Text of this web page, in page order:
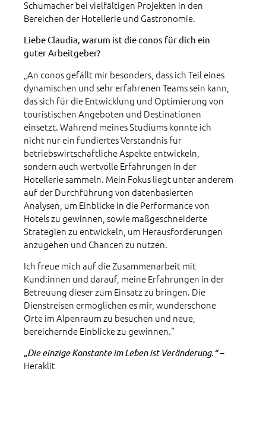
Schumacher bei vielfältigen Projekten in den
Bereichen der Hotellerie und Gastronomie.
Liebe Claudia, warum ist die conos für dich ein
guter Arbeitgeber?
„An conos gefällt mir besonders, dass ich Teil eines
dynamischen und sehr erfahrenen Teams sein kann,
das sich für die Entwicklung und Optimierung von
touristischen Angeboten und Destinationen
einsetzt. Während meines Studiums konnte ich
nicht nur ein fundiertes Verständnis für
betriebswirtschaftliche Aspekte entwickeln,
sondern auch wertvolle Erfahrungen in der
Hotellerie sammeln. Mein Fokus liegt unter anderem
auf der Durchführung von datenbasierten
Analysen, um Einblicke in die Performance von
Hotels zu gewinnen, sowie maßgeschneiderte
Strategien zu entwickeln, um Herausforderungen
anzugehen und Chancen zu nutzen.
Ich freue mich auf die Zusammenarbeit mit
Kund:innen und darauf, meine Erfahrungen in der
Betreuung dieser zum Einsatz zu bringen. Die
Dienstreisen ermöglichen es mir, wunderschöne
Orte im Alpenraum zu besuchen und neue,
bereichernde Einblicke zu gewinnen.“
„Die einzige Konstante im Leben ist Veränderung.“ –
Heraklit